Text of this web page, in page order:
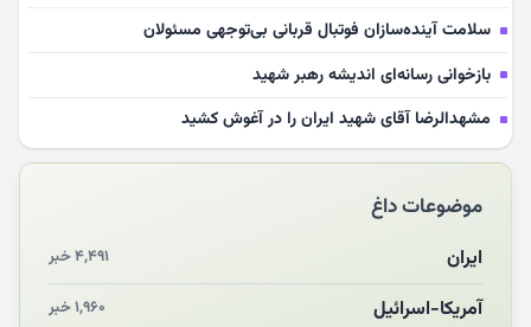
سلامت آینده‌سازان فوتبال قربانی بی‌توجهی مسئولان
بازخوانی رسانه‌ای اندیشه رهبر شهید
مشهدالرضا آقای شهید ایران را در آغوش کشید
مکن ای صبح طلوع
چرایی «استقبال از آقای ایران»
انقلاب مردمی و مردم انقلابی
مرگ خاموش زیست‌محیطی در منطقه تربت‌جام
موضوعات داغ
ایران ۴,۴۹۱ خبر
آمریکا-اسرائیل ۱,۹۶۰ خبر